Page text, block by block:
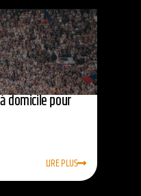
domicile pour
LIRE PLUS